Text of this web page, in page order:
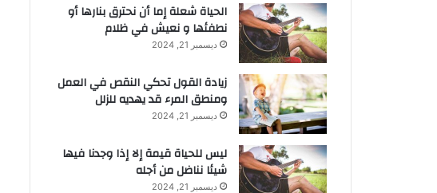
الحياة شعلة إما أن نحترق بنارها أو
نطفئها و نعيش في ظلام
ديسمبر 21, 2024
زيادة القول تحكي النقص في العمل
ومنطق المرء قد يهديه للزلل
ديسمبر 21, 2024
ليس للحياة قيمة إلا إذا وجدنا فيها
شيئا نناضل من أجله
ديسمبر 21, 2024